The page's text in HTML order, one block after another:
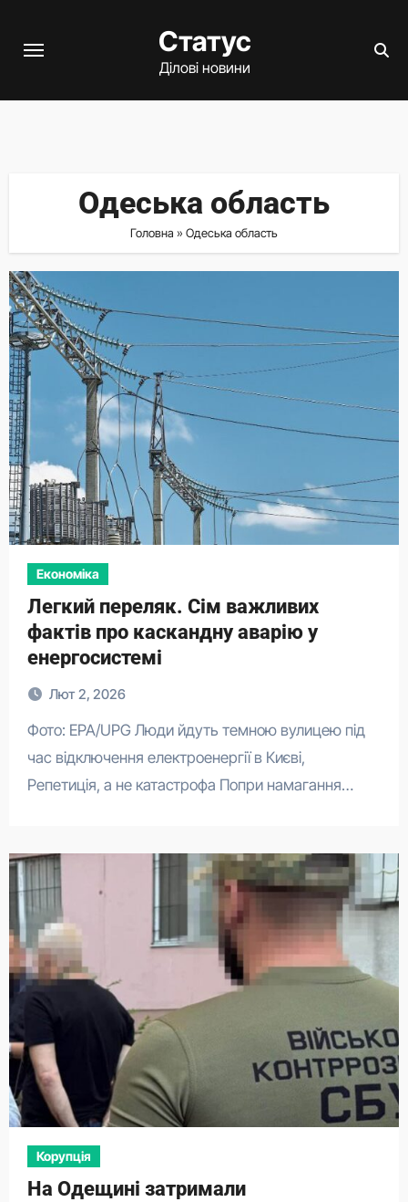
Статус
Ділові новини
Одеська область
Головна » Одеська область
Економіка
Легкий переляк. Сім важливих
фактів про каскандну аварію у
енергосистемі
Лют 2, 2026
Фото: EPA/UPG Люди йдуть темною вулицею під
час відключення електроенергії в Києві,
Репетиція, а не катастрофа Попри намагання…
Корупція
На Одещині затримали